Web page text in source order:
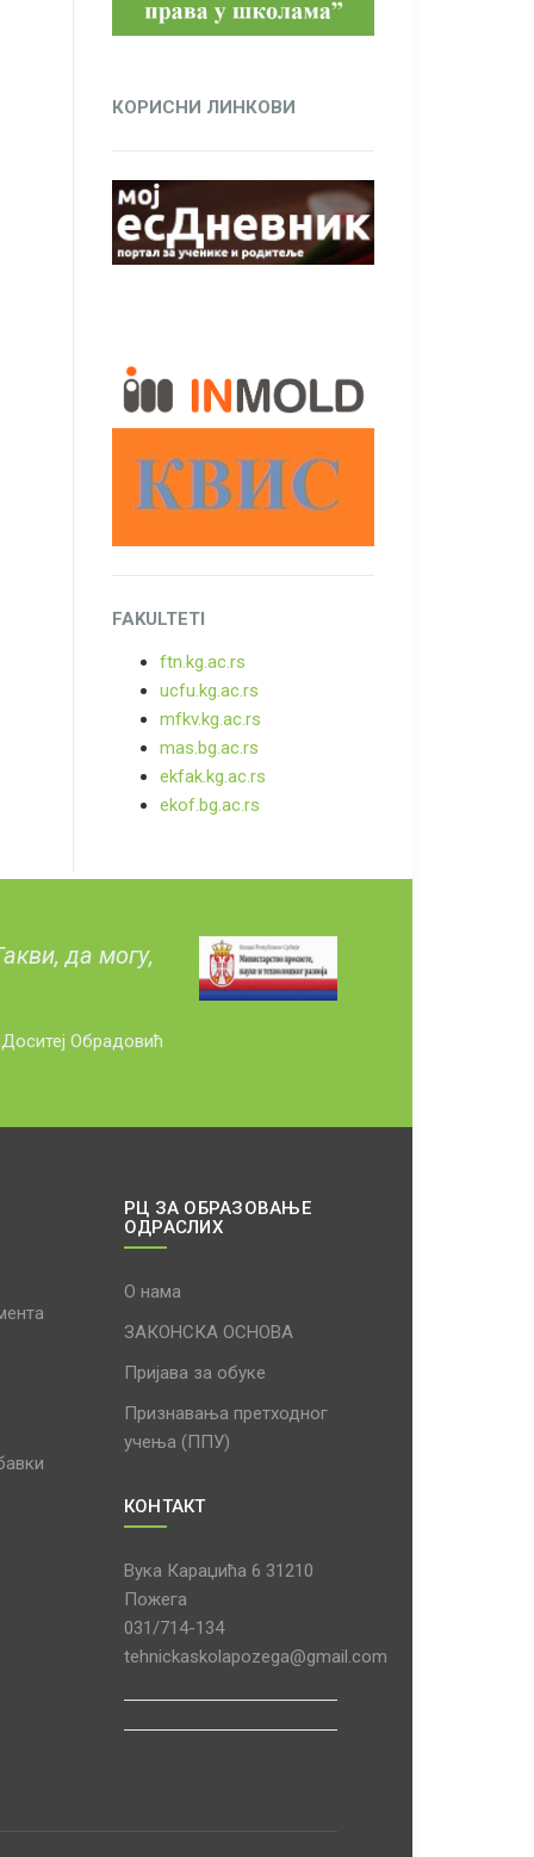
КОРИСНИ ЛИНКОВИ
FAKULTETI
ftn.kg.ac.rs
ucfu.kg.ac.rs
mfkv.kg.ac.rs
mas.bg.ac.rs
ekfak.kg.ac.rs
ekof.bg.ac.rs
да могу,
Доситеј Обрадовић
РЦ ЗА ОБРАЗОВАЊЕ
ОДРАСЛИХ
О нама
ЗАКОНСКА ОСНОВА
Пријава за обуке
Признавања претходног
учења (ППУ)
КОНТАКТ
Вука Караџића 6 31210
Пожега
031/714-134
tehnickaskolapozega@gmail.com